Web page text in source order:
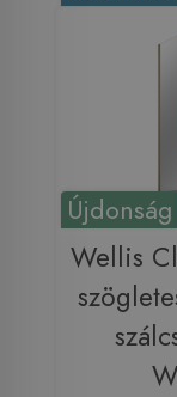
Újdonság
Wellis